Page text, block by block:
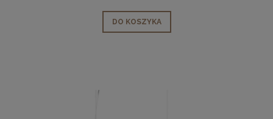
DO KOSZYKA